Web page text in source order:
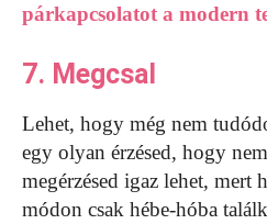
párkapcsolatot a modern
7. Megcsal
Lehet, hogy még nem
egy olyan érzésed, hogy
megérzésed igaz lehet, mert
módon csak hébe-hóba